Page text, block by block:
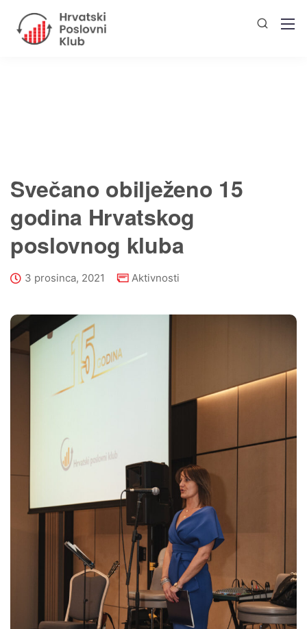
Svečano obilježeno 15
godina Hrvatskog
poslovnog kluba
3 prosinca, 2021 Aktivnosti